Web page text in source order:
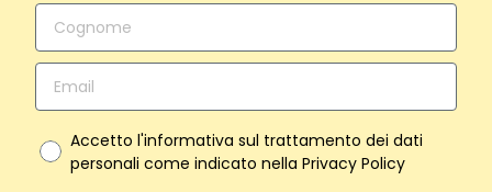
Accetto l'informativa sul trattamento dei dati
personali come indicato nella Privacy Policy